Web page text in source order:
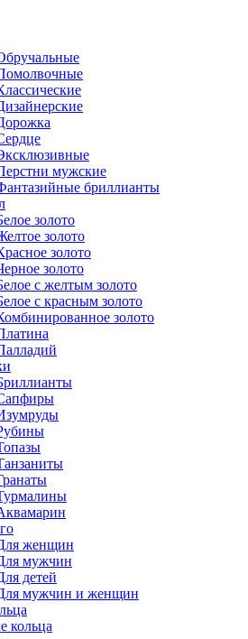
мужские
бриллианты
золото
золото
золото
золото
с желтым золото
с красным золото
золото
женщин
мужчин
детей
мужчин и женщин
кольца